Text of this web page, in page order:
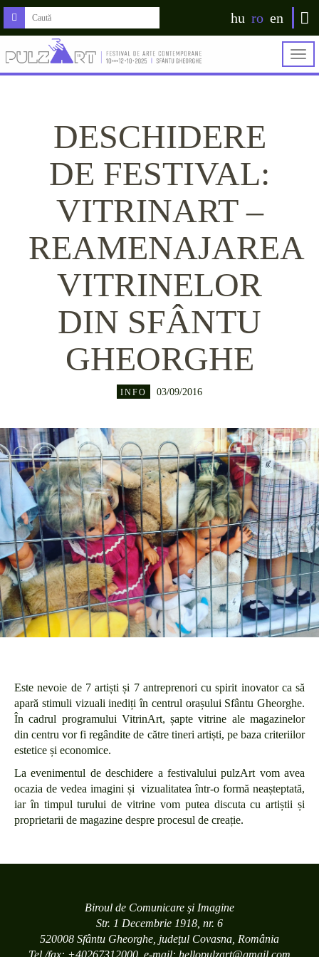
hu ro en
DESCHIDERE
DE FESTIVAL:
VITRINART –
REAMENAJAREA
VITRINELOR
DIN SFÂNTU
GHEORGHE
INFO 03/09/2016
Este nevoie de 7 artiști și 7 antreprenori cu spirit inovator ca să
apară stimuli vizuali inediți în centrul orașului Sfântu Gheorghe.
În cadrul programului VitrinArt, șapte vitrine ale magazinelor
din centru vor fi regândite de către tineri artiști, pe baza criteriilor
estetice și economice.
La evenimentul de deschidere a festivalului pulzArt vom avea
ocazia de vedea imagini și vizualitatea într-o formă neașteptată,
iar în timpul turului de vitrine vom putea discuta cu artiștii și
proprietarii de magazine despre procesul de creație.
Biroul de Comunicare şi Imagine
Str. 1 Decembrie 1918, nr. 6
520008 Sfântu Gheorghe, judeţul Covasna, România